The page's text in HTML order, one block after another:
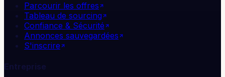
Parcourir les offres
Tableau de sourcing
Confiance & Sécurité
Annonces sauvegardées
S'inscrire
Entreprise